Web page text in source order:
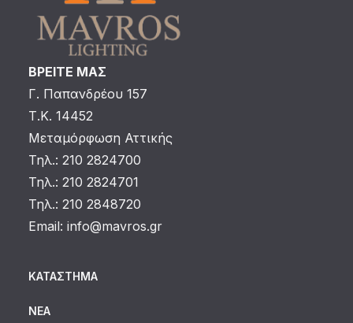
ΒΡΕΙΤΕ ΜΑΣ
Γ. Παπανδρέου 157
Τ.Κ. 14452
Μεταμόρφωση Αττικής
Τηλ.: 210 2824700
Τηλ.: 210 2824701
Τηλ.: 210 2848720
Email: info@mavros.gr
ΚΑΤΆΣΤΗΜΑ
ΝΈΑ